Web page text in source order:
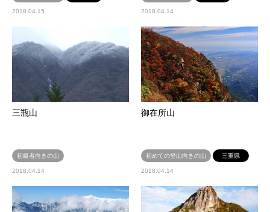
2018.04.15 2018.04.14
三瓶山
初級者向きの山
2018.04.14
御在所山
初めての登山向きの山 三重県
2018.04.14